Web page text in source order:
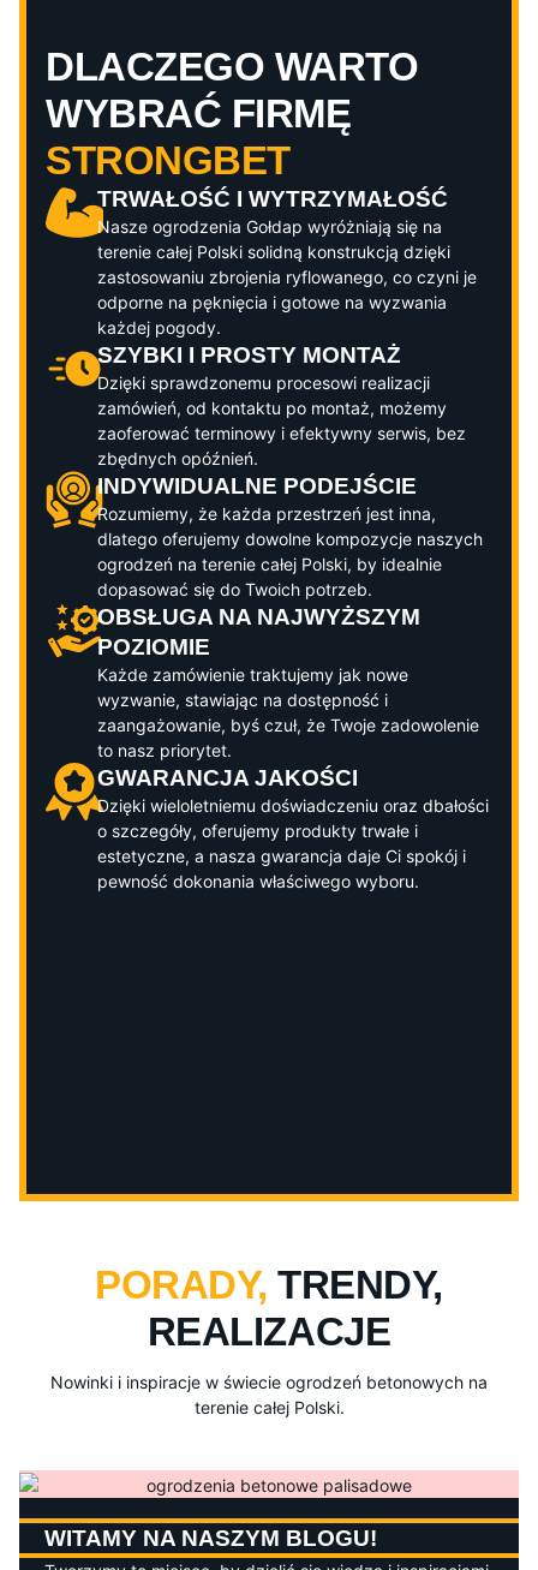
DLACZEGO WARTO
WYBRAĆ FIRMĘ
STRONGBET
TRWAŁOŚĆ I WYTRZYMAŁOŚĆ
Nasze ogrodzenia Gołdap wyróżniają się na
terenie całej Polski solidną konstrukcją dzięki
zastosowaniu zbrojenia ryflowanego, co czyni je
odporne na pęknięcia i gotowe na wyzwania
każdej pogody.
SZYBKI I PROSTY MONTAŻ
Dzięki sprawdzonemu procesowi realizacji
zamówień, od kontaktu po montaż, możemy
zaoferować terminowy i efektywny serwis, bez
zbędnych opóźnień.
INDYWIDUALNE PODEJŚCIE
Rozumiemy, że każda przestrzeń jest inna,
dlatego oferujemy dowolne kompozycje naszych
ogrodzeń na terenie całej Polski, by idealnie
dopasować się do Twoich potrzeb.
OBSŁUGA NA NAJWYŻSZYM
POZIOMIE
Każde zamówienie traktujemy jak nowe
wyzwanie, stawiając na dostępność i
zaangażowanie, byś czuł, że Twoje zadowolenie
to nasz priorytet.
GWARANCJA JAKOŚCI
Dzięki wieloletniemu doświadczeniu oraz dbałości
o szczegóły, oferujemy produkty trwałe i
estetyczne, a nasza gwarancja daje Ci spokój i
pewność dokonania właściwego wyboru.
PORADY,TRENDY,
REALIZACJE
Nowinki i inspiracje w świecie ogrodzeń betonowych na
terenie całej Polski.
WITAMY NA NASZYM BLOGU!